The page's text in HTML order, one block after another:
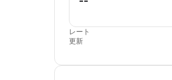
レート
更新